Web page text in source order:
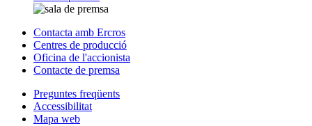
Contacta amb Ercros
Centres de producció
Oficina de l'accionista
Contacte de premsa
Preguntes freqüents
Accessibilitat
Mapa web